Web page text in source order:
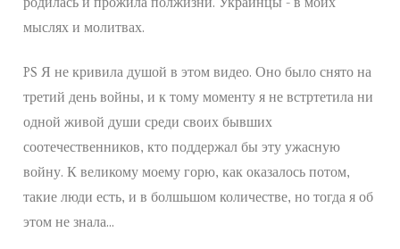
Past courses
Блог
Заказы
мыслях и молитвах.
PS Я не кривила душой в этом видео. Оно было снято на
третий день войны, и к тому моменту я не встртетила ни
одной живой души среди своих бывших
соотечественников, кто поддержал бы эту ужасную
войну. К великому моему горю, как оказалось потом,
такие люди есть, и в болшьшом количестве, но тогда я об
этом не знала...